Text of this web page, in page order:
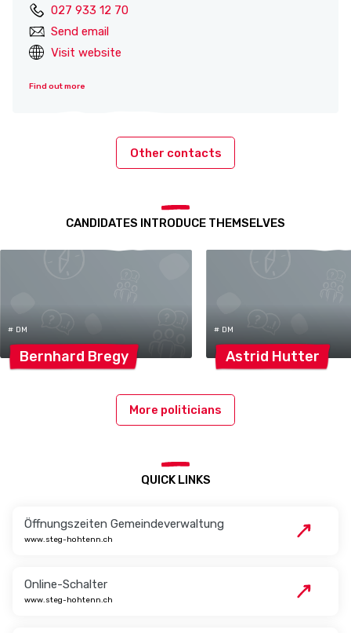
027 933 12 70
Send email
Visit website
Find out more
Other contacts
CANDIDATES INTRODUCE THEMSELVES
# DM
Bernhard Bregy
# DM
Astrid Hutter
More politicians
QUICK LINKS
Öffnungszeiten Gemeindeverwaltung
www.steg-hohtenn.ch
Online-Schalter
www.steg-hohtenn.ch